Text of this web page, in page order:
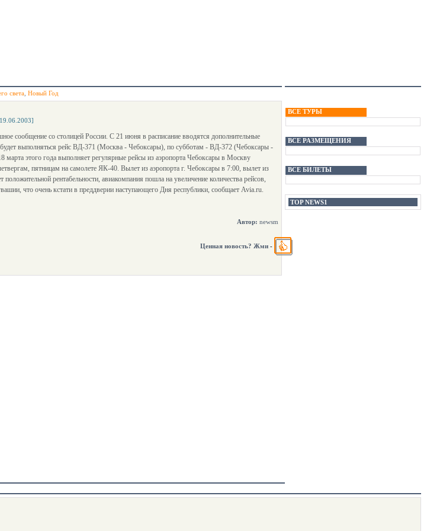
света Новый Год
сообщение со столицей России. С 21 июня в расписание вводятся дополнительные
выполняться рейс ВД-371 (Москва - Чебоксары), по субботам - ВД-372 (Чебоксары -
этого года выполняет регулярные рейсы из аэропорта Чебоксары в Москву
пятницам на самолете ЯК-40. Вылет из аэропорта г. Чебоксары в 7:00, вылет из
рентабельности, авиакомпания пошла на увеличение количества рейсов,
что очень кстати в преддверии наступающего Дня республики, сообщает Avia.ru.
Автор: newsm
Ценная новость? Жми -
ВСЕ ТУРЫ
ВСЕ РАЗМЕЩЕНИЯ
ВСЕ БИЛЕТЫ
TOP NEWS1